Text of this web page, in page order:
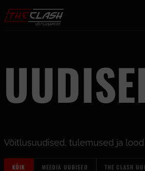
Liigu sisu juurde
Võitlusuudised, tulemused ja
KÕIK MEEDIA UUDISED THE CLASH